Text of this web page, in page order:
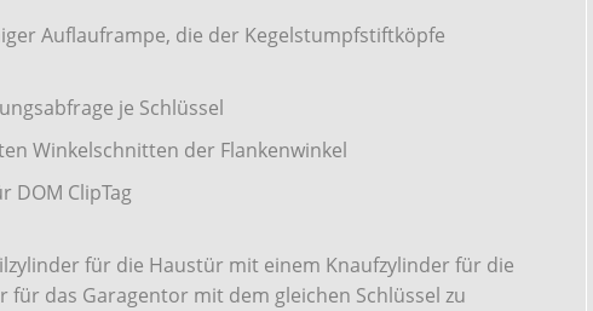
Auflauframpe, die der Kegelstumpfstiftköpfe
je Schlüssel
Winkelschnitten der Flankenwinkel
DOM ClipTag
für die Haustür mit einem Knaufzylinder für die
das Garagentor mit dem gleichen Schlüssel zu